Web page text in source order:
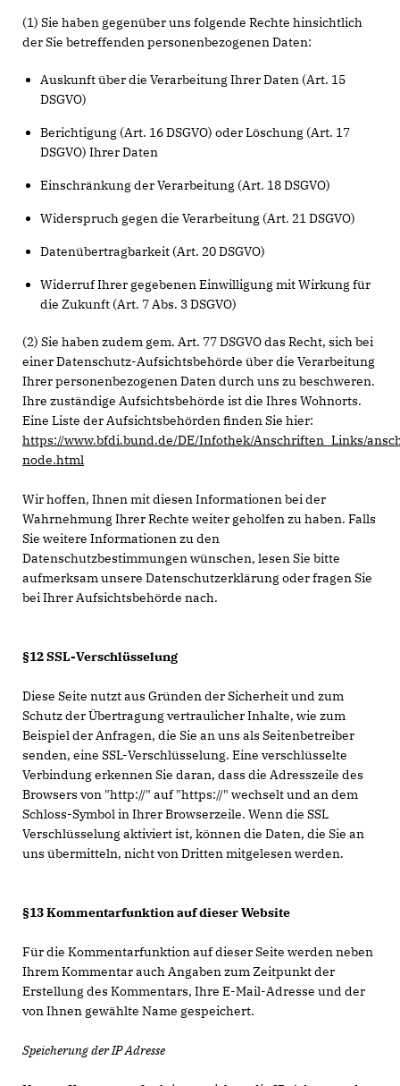
(1) Sie haben gegenüber uns folgende Rechte hinsichtlich
der Sie betreffenden personenbezogenen Daten:
Auskunft über die Verarbeitung Ihrer Daten (Art. 15
DSGVO)
Berichtigung (Art. 16 DSGVO) oder Löschung (Art. 17
DSGVO) Ihrer Daten
Einschränkung der Verarbeitung (Art. 18 DSGVO)
Widerspruch gegen die Verarbeitung (Art. 21 DSGVO)
Datenübertragbarkeit (Art. 20 DSGVO)
Widerruf Ihrer gegebenen Einwilligung mit Wirkung für
die Zukunft (Art. 7 Abs. 3 DSGVO)
(2) Sie haben zudem gem. Art. 77 DSGVO das Recht, sich bei
einer Datenschutz-Aufsichtsbehörde über die Verarbeitung
Ihrer personenbezogenen Daten durch uns zu beschweren.
Ihre zuständige Aufsichtsbehörde ist die Ihres Wohnorts.
Eine Liste der Aufsichtsbehörden finden Sie hier:
https://www.bfdi.bund.de/DE/Infothek/Anschriften_Links/
node.html
Wir hoffen, Ihnen mit diesen Informationen bei der
Wahrnehmung Ihrer Rechte weiter geholfen zu haben. Falls
Sie weitere Informationen zu den
Datenschutzbestimmungen wünschen, lesen Sie bitte
aufmerksam unsere Datenschutzerklärung oder fragen Sie
bei Ihrer Aufsichtsbehörde nach.
§12 SSL-Verschlüsselung
Diese Seite nutzt aus Gründen der Sicherheit und zum
Schutz der Übertragung vertraulicher Inhalte, wie zum
Beispiel der Anfragen, die Sie an uns als Seitenbetreiber
senden, eine SSL-Verschlüsselung. Eine verschlüsselte
Verbindung erkennen Sie daran, dass die Adresszeile des
Browsers von "http://" auf "https://" wechselt und an dem
Schloss-Symbol in Ihrer Browserzeile. Wenn die SSL
Verschlüsselung aktiviert ist, können die Daten, die Sie an
uns übermitteln, nicht von Dritten mitgelesen werden.
§13 Kommentarfunktion auf dieser Website
Für die Kommentarfunktion auf dieser Seite werden neben
Ihrem Kommentar auch Angaben zum Zeitpunkt der
Erstellung des Kommentars, Ihre E-Mail-Adresse und der
von Ihnen gewählte Name gespeichert.
Speicherung der IP Adresse